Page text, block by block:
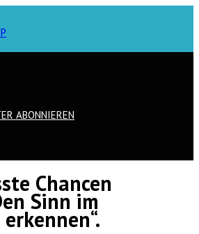
ABONNIEREN
Chancen
Sinn im